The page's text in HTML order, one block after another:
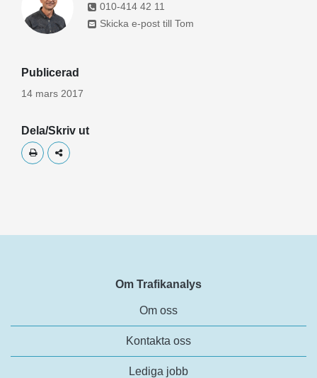
010-414 42 11
Skicka e-post till Tom
Publicerad
14 mars 2017
Dela/Skriv ut
Skriv utDela
Om Trafikanalys
Om oss
Kontakta oss
Lediga jobb